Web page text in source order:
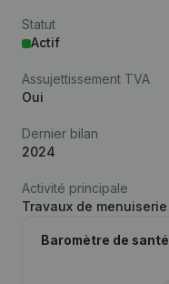
Statut
Actif
Assujettissement TVA
Oui
Dernier bilan
2024
Activité principale
Travaux de menuiserie
Baromètre de santé